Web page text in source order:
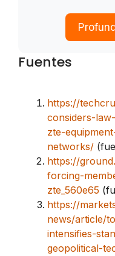
Fuentes
https://
considers-
zte-
networks/
https://
forcing-
zte_560e65
https://
news/article/
intensifies-
geopolitical-